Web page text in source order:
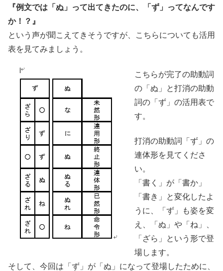
『例文では「ぬ」って出てきたのに、「ず」ってなんです
か！？』
という声が聞こえてきそうですが、こちらについても活用
表を見てみましょう。
こちらが完了の助動詞
の「ぬ」と打消の助動
詞の「ず」の活用表で
す。
打消の助動詞「ず」の
連体形を見てくださ
い。
「書く」が「書か」
「書き」と変化したよ
うに、「ず」も姿を変
え、「ぬ」や「ね」、
「ざら」という形で登
場します。
そして、今回は「ず」が「ぬ」になって登場したために、